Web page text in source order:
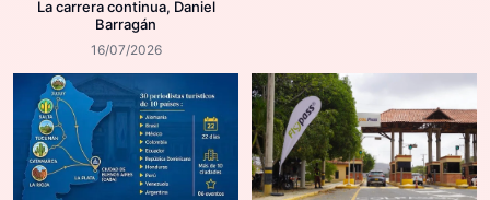
La carrera continua, Daniel
Barragán
16/07/2026